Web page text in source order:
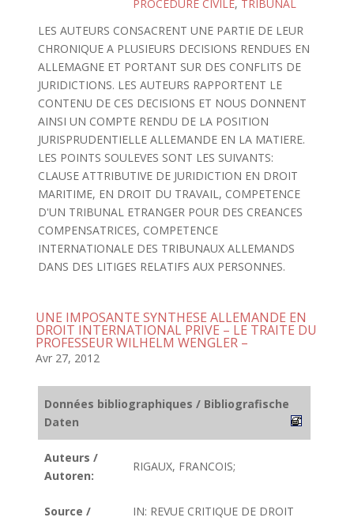
PROCEDURE CIVILE, TRIBUNAL
LES AUTEURS CONSACRENT UNE PARTIE DE LEUR
CHRONIQUE A PLUSIEURS DECISIONS RENDUES EN
ALLEMAGNE ET PORTANT SUR DES CONFLITS DE
JURIDICTIONS. LES AUTEURS RAPPORTENT LE
CONTENU DE CES DECISIONS ET NOUS DONNENT
AINSI UN COMPTE RENDU DE LA POSITION
JURISPRUDENTIELLE ALLEMANDE EN LA MATIERE.
LES POINTS SOULEVES SONT LES SUIVANTS:
CLAUSE ATTRIBUTIVE DE JURIDICTION EN DROIT
MARITIME, EN DROIT DU TRAVAIL, COMPETENCE
D'UN TRIBUNAL ETRANGER POUR DES CREANCES
COMPENSATRICES, COMPETENCE
INTERNATIONALE DES TRIBUNAUX ALLEMANDS
DANS DES LITIGES RELATIFS AUX PERSONNES.
UNE IMPOSANTE SYNTHESE ALLEMANDE EN
DROIT INTERNATIONAL PRIVE – LE TRAITE DU
PROFESSEUR WILHELM WENGLER –
Avr 27, 2012
Données bibliographiques / Bibliografische
Daten
Auteurs /
Autoren:
RIGAUX, FRANCOIS;
Source /
IN: REVUE CRITIQUE DE DROIT